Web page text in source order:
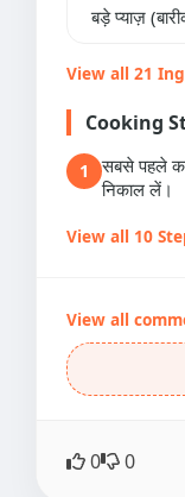
बड़े प्याज़
View all 21
Cooking
1
सबसे पहले
निकाल लें।
View all 10
View all
0 0